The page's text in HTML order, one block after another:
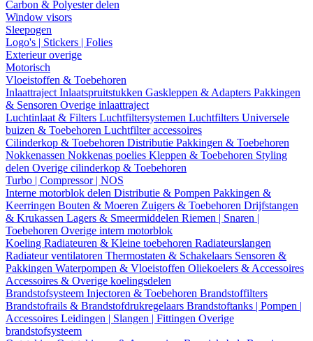
Carbon & Polyester delen
Window visors
Sleepogen
Logo's | Stickers | Folies
Exterieur overige
Motorisch
Vloeistoffen & Toebehoren
Inlaattraject Inlaatspruitstukken Gaskleppen & Adapters Pakkingen
& Sensoren Overige inlaattraject
Luchtinlaat & Filters Luchtfiltersystemen Luchtfilters Universele
buizen & Toebehoren Luchtfilter accessoires
Cilinderkop & Toebehoren Distributie Pakkingen & Toebehoren
Nokkenassen Nokkenas poelies Kleppen & Toebehoren Styling
delen Overige cilinderkop & Toebehoren
Turbo | Compressor | NOS
Interne motorblok delen Distributie & Pompen Pakkingen &
Keerringen Bouten & Moeren Zuigers & Toebehoren Drijfstangen
& Krukassen Lagers & Smeermiddelen Riemen | Snaren |
Toebehoren Overige intern motorblok
Koeling Radiateuren & Kleine toebehoren Radiateurslangen
Radiateur ventilatoren Thermostaten & Schakelaars Sensoren &
Pakkingen Waterpompen & Vloeistoffen Oliekoelers & Accessoires
Accessoires & Overige koelingsdelen
Brandstofsysteem Injectoren & Toebehoren Brandstoffilters
Brandstofrails & Brandstofdrukregelaars Brandstoftanks | Pompen |
Accessoires Leidingen | Slangen | Fittingen Overige
brandstofsysteem